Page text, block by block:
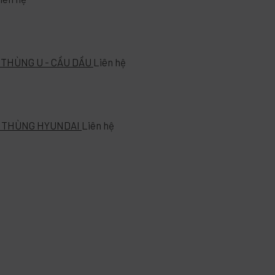
U - CẦU DẦU Liên hệ
HYUNDAI Liên hệ